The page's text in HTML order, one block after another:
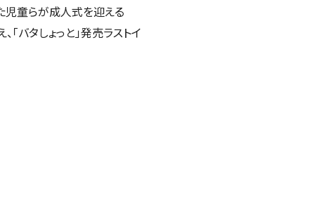
児童らが成人式を迎える
バタしょっと」発売ラストイ